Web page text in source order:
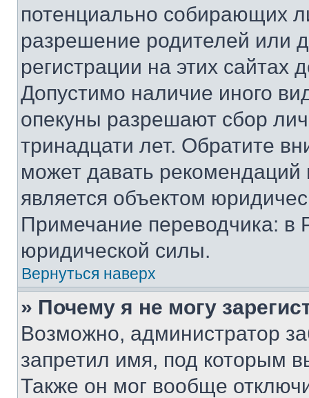
потенциально собирающих
разрешение родителей или
регистрации на этих сайтах
Допустимо наличие иного
опекуны разрешают сбор
тринадцати лет. Обратите
может давать
является объектом
Примечание переводчика: в
юридической силы.
Вернуться наверх
» Почему я не могу
Возможно, администратор
запретил имя, под которым
Также он мог вообще